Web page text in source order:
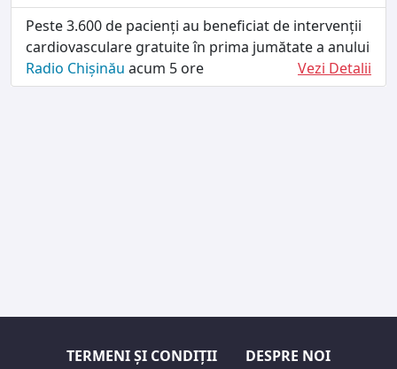
Peste 3.600 de pacienți au beneficiat de intervenții
cardiovasculare gratuite în prima jumătate a anului
Radio Chișinău acum 5 ore Vezi Detalii
TERMENI ȘI CONDIȚII DESPRE NOI